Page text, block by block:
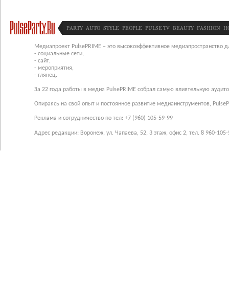
PARTY AUTO STYLE PEOPLE PULSE TV BEAUTY FASHION
Медиапроект PulsePRIME – это высокоэффективное медиапространство
- социальные сети,
- сайт,
- мероприятия,
- глянец.
За 22 года работы в медиа PulsePRIME собрал самую влиятельную
Опираясь на свой опыт и постоянное развитие медиаинструментов,
Реклама и сотрудничество по тел: +7 (960) 105-59-99
Адрес редакции: Воронеж, ул. Чапаева, 52, 3 этаж, офис 2, тел. 8 960-